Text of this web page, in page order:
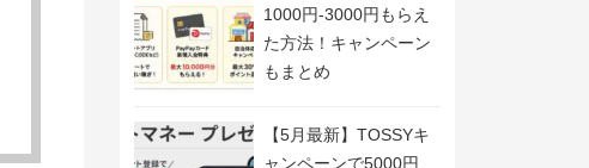
1000円-3000円もらえ
た方法！キャンペーン
もまとめ
【5月最新】TOSSYキ
ャンペーンで5000円